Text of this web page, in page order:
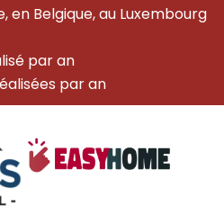
en Belgique, au Luxembourg
par an
par an